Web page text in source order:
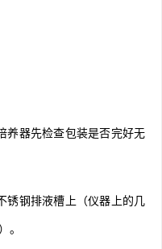
养器先检查包装是否完好无
锈钢排液槽上（仪器上的几
。